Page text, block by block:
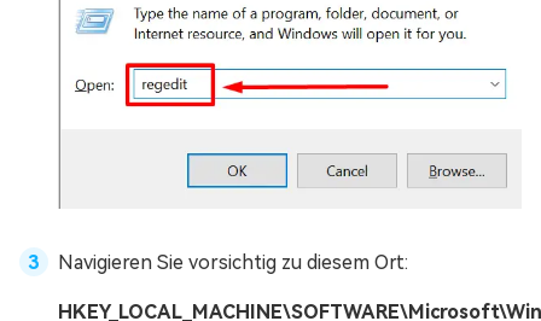
Navigieren Sie vorsichtig zu diesem Ort: